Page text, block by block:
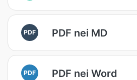
PDF PDF nei MD
PDF PDF nei Word